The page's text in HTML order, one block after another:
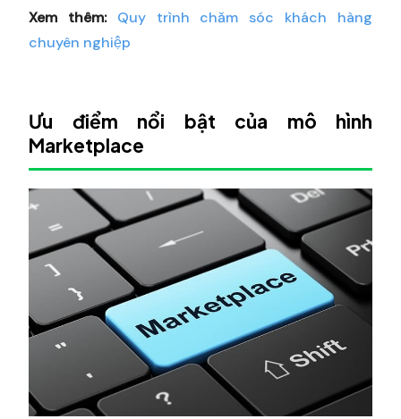
Xem thêm:
Quy trình chăm sóc khách hàng
chuyên nghiệp
Ưu điểm nổi bật của mô hình
Marketplace